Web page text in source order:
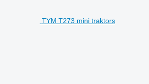
TYM T273 mini traktors